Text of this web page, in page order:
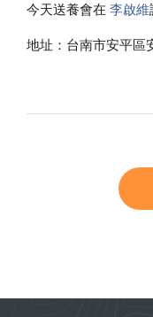
今天送養會在李啟維
地址：台南市安平區